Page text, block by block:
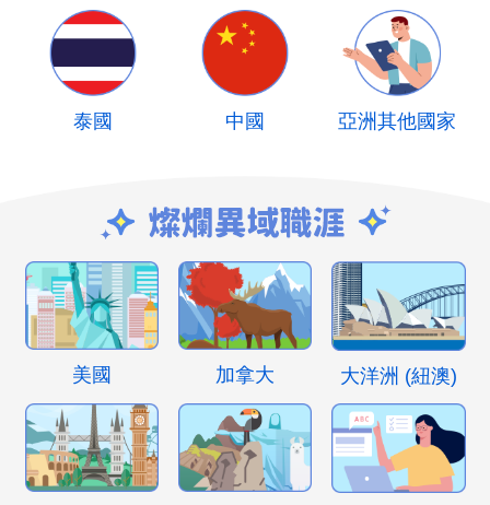
泰國 中國 亞洲其他國家
美國 加拿大 大洋洲 (紐澳)